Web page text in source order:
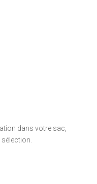
dans votre sac,